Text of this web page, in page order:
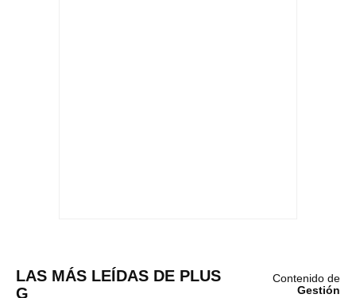
LAS MÁS LEÍDAS DE PLUS
G
Contenido de
Gestión